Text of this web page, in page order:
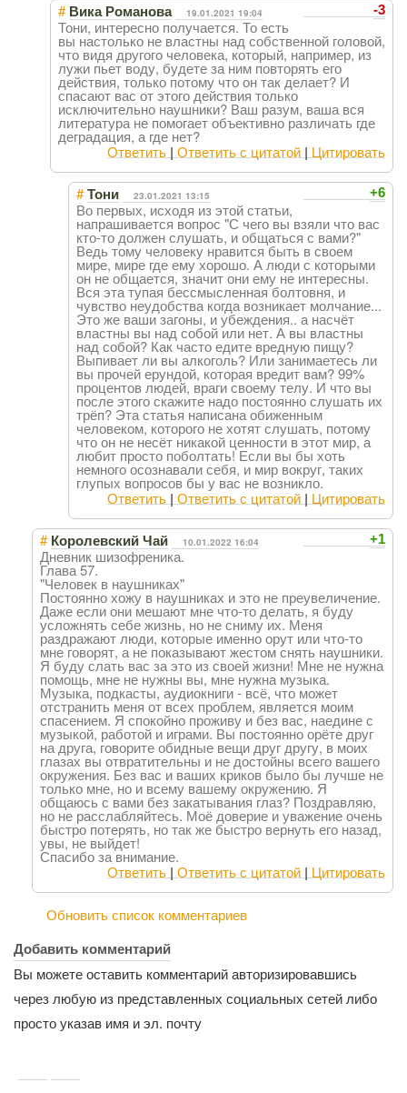
-3
# Вика Романова 19.01.2021 19:04
Тони, интересно получается. То есть
вы настолько не властны над собственной головой,
что видя другого человека, который, например, из
лужи пьет воду, будете за ним повторять его
действия, только потому что он так делает? И
спасают вас от этого действия только
исключительно наушники? Ваш разум, ваша вся
литература не помогает объективно различать где
деградация, а где нет?
Ответить | Ответить с цитатой | Цитировать
+6
# Тони 23.01.2021 13:15
Во первых, исходя из этой статьи,
напрашивается вопрос "С чего вы взяли что вас
кто-то должен слушать, и общаться с вами?"
Ведь тому человеку нравится быть в своем
мире, мире где ему хорошо. А люди с которыми
он не общается, значит они ему не интересны.
Вся эта тупая бессмысленная болтовня, и
чувство неудобства когда возникает молчание...
Это же ваши загоны, и убеждения.. а насчёт
властны вы над собой или нет. А вы властны
над собой? Как часто едите вредную пищу?
Выпивает ли вы алкоголь? Или занимаетесь ли
вы прочей ерундой, которая вредит вам? 99%
процентов людей, враги своему телу. И что вы
после этого скажите надо постоянно слушать их
трёп? Эта статья написана обиженным
человеком, которого не хотят слушать, потому
что он не несёт никакой ценности в этот мир, а
любит просто поболтать! Если вы бы хоть
немного осознавали себя, и мир вокруг, таких
глупых вопросов бы у вас не возникло.
Ответить | Ответить с цитатой | Цитировать
+1
# Королевский Чай 10.01.2022 16:04
Дневник шизофреника.
Глава 57.
"Человек в наушниках"
Постоянно хожу в наушниках и это не преувеличение.
Даже если они мешают мне что-то делать, я буду
усложнять себе жизнь, но не сниму их. Меня
раздражают люди, которые именно орут или что-то
мне говорят, а не показывают жестом снять наушники.
Я буду слать вас за это из своей жизни! Мне не нужна
помощь, мне не нужны вы, мне нужна музыка.
Музыка, подкасты, аудиокниги - всё, что может
отстранить меня от всех проблем, является моим
спасением. Я спокойно проживу и без вас, наедине с
музыкой, работой и играми. Вы постоянно орёте друг
на друга, говорите обидные вещи друг другу, в моих
глазах вы отвратительны и не достойны всего вашего
окружения. Без вас и ваших криков было бы лучше не
только мне, но и всему вашему окружению. Я
общаюсь с вами без закатывания глаз? Поздравляю,
но не расслабляйтесь. Моё доверие и уважение очень
быстро потерять, но так же быстро вернуть его назад,
увы, не выйдет!
Спасибо за внимание.
Ответить | Ответить с цитатой | Цитировать
Обновить список комментариев
Добавить комментарий
Вы можете оставить комментарий авторизировавшись
через любую из представленных социальных сетей либо
просто указав имя и эл. почту